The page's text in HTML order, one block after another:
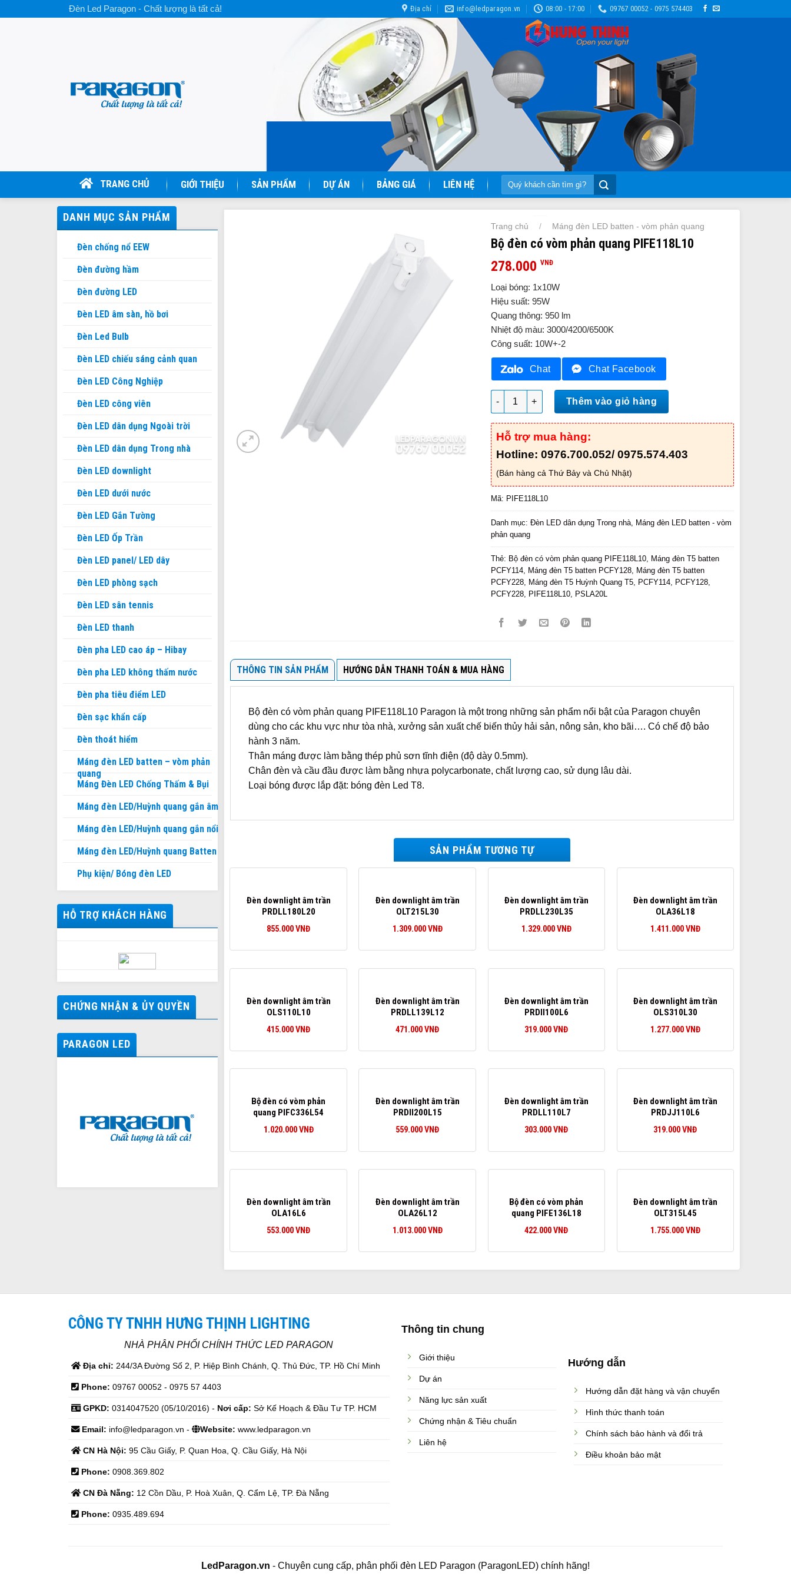
Đèn Led Paragon - Chất lượng là tất cả! Địa chỉ info@ledparagon.vn 08:00 - 17:00 09767 00052 - 0975 574403
TRANG CHỦ GIỚI THIỆU SẢN PHẨM DỰ ÁN BẢNG GIÁ LIÊN HỆ
Tìm
kiếm:
DANH MỤC SẢN PHẨM
Đèn chống nổ EEW
Đèn đường hầm
Đèn đường LED
Đèn LED âm sàn, hồ bơi
Đèn Led Bulb
Đèn LED chiếu sáng cảnh quan
Đèn LED Công Nghiệp
Đèn LED công viên
Đèn LED dân dụng Ngoài trời
Đèn LED dân dụng Trong nhà
Đèn LED downlight
Đèn LED dưới nước
Đèn LED Gắn Tường
Đèn LED Ốp Trần
Đèn LED panel/ LED dây
Đèn LED phòng sạch
Đèn LED sân tennis
Đèn LED thanh
Đèn pha LED cao áp – Hibay
Đèn pha LED không thấm nước
Đèn pha tiêu điểm LED
Đèn sạc khẩn cấp
Đèn thoát hiểm
Máng đèn LED batten – vòm phản
quang
Máng Đèn LED Chống Thấm & Bụi
Máng đèn LED/Huỳnh quang gắn âm
Máng đèn LED/Huỳnh quang gắn nổi
Máng đèn LED/Huỳnh quang Batten
Phụ kiện/ Bóng đèn LED
HỖ TRỢ KHÁCH HÀNG
CHỨNG NHẬN & ỦY QUYỀN
PARAGON LED
Trang chủ / Máng đèn LED batten - vòm phản quang
Bộ đèn có vòm phản quang PIFE118L10
278.000 VNĐ
Loại bóng: 1x10W
Hiệu suất: 95W
Quang thông: 950 lm
Nhiệt độ màu: 3000/4200/6500K
Công suất: 10W+-2
Chat Chat Facebook
Bộ đèn có vòm phản quang PIFE118L10 số lượng
Thêm vào giỏ hàng
Hỗ trợ mua hàng:
Hotline: 0976.700.052/ 0975.574.403
(Bán hàng cả Thứ Bảy và Chủ Nhật)
Mã: PIFE118L10
Danh mục: Đèn LED dân dụng Trong nhà,
Máng đèn LED batten - vòm
phản quang
Thẻ: Bộ đèn có vòm phản quang PIFE118L10,
Máng đèn T5 batten
PCFY114, Máng đèn T5 batten PCFY128,
Máng đèn T5 batten
PCFY228, Máng đèn T5 Huỳnh Quang T5, PCFY114, PCFY128,
PCFY228, PIFE118L10, PSLA20L
THÔNG TIN SẢN PHẨM HƯỚNG DẪN THANH TOÁN & MUA HÀNG
Bộ đèn có vòm phản quang PIFE118L10 Paragon là một trong những sản phẩm nổi bật của Paragon chuyên
dùng cho các khu vực như tòa nhà, xưởng sản xuất chế biến thủy hải sản, nông sản, kho bãi…. Có chế độ bảo
hành 3 năm.
Thân máng được làm bằng thép phủ sơn tĩnh điện (độ dày 0.5mm).
Chân đèn và cầu đầu được làm bằng nhựa polycarbonate, chất lượng cao, sử dụng lâu dài.
Loại bóng được lắp đặt: bóng đèn Led T8.
SẢN PHẨM TƯƠNG TỰ
Đèn downlight âm trần
PRDLL180L20
855.000VNĐ
Đèn downlight âm trần
OLT215L30
1.309.000VNĐ
Đèn downlight âm trần
PRDLL230L35
1.329.000VNĐ
Đèn downlight âm trần
OLA36L18
1.411.000VNĐ
Đèn downlight âm trần
OLS110L10
415.000VNĐ
Đèn downlight âm trần
PRDLL139L12
471.000VNĐ
Đèn downlight âm trần
PRDII100L6
319.000VNĐ
Đèn downlight âm trần
OLS310L30
1.277.000VNĐ
Bộ đèn có vòm phản
quang PIFC336L54
1.020.000VNĐ
Đèn downlight âm trần
PRDII200L15
559.000VNĐ
Đèn downlight âm trần
PRDLL110L7
303.000VNĐ
Đèn downlight âm trần
PRDJJ110L6
319.000VNĐ
Đèn downlight âm trần
OLA16L6
553.000VNĐ
Đèn downlight âm trần
OLA26L12
1.013.000VNĐ
Bộ đèn có vòm phản
quang PIFE136L18
422.000VNĐ
Đèn downlight âm trần
OLT315L45
1.755.000VNĐ
CÔNG TY TNHH HƯNG THỊNH LIGHTING
NHÀ PHÂN PHỐI CHÍNH THỨC LED PARAGON
Địa chỉ: 244/3A Đường Số 2, P. Hiệp Bình Chánh, Q. Thủ Đức, TP. Hồ Chí Minh
Phone: 09767 00052 - 0975 57 4403
GPKD: 0314047520 (05/10/2016) - Nơi cấp: Sở Kế Hoạch & Đầu Tư TP. HCM
Email: info@ledparagon.vn - Website: www.ledparagon.vn
CN Hà Nội: 95 Cầu Giấy, P. Quan Hoa, Q. Cầu Giấy, Hà Nội
Phone: 0908.369.802
CN Đà Nẵng: 12 Cồn Dầu, P. Hoà Xuân, Q. Cẩm Lệ, TP. Đà Nẵng
Phone: 0935.489.694
Thông tin chung
Giới thiệu
Dự án
Năng lực sản xuất
Chứng nhận & Tiêu chuẩn
Liên hệ
Hướng dẫn
Hướng dẫn đặt hàng và vận chuyển
Hình thức thanh toán
Chính sách bảo hành và đổi trả
Điều khoản bảo mật
LedParagon.vn - Chuyên cung cấp, phân phối đèn LED Paragon (ParagonLED) chính hãng!